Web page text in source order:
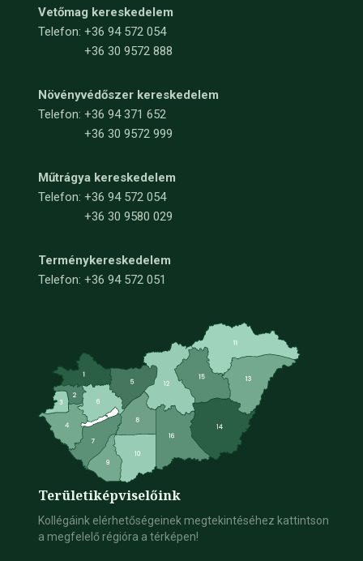
Vetőmag kereskedelem
Telefon: +36 94 572 054
+36 30 9572 888
Növényvédőszer kereskedelem
Telefon: +36 94 371 652
+36 30 9572 999
Műtrágya kereskedelem
Telefon: +36 94 572 054
+36 30 9580 029
Terménykereskedelem
Telefon: +36 94 572 051
Területiképviselőink
Kollégáink elérhetőségeinek megtekintéséhez kattintson
a megfelelő régióra a térképen!